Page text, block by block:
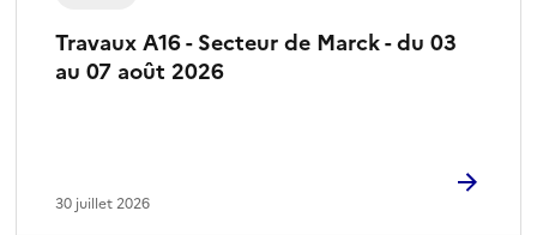
Travaux A16 - Secteur de Marck - du 03
au 07 août 2026
30 juillet 2026